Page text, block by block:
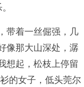
带着一丝倔强，几
像那大山深处，潺
想起，松枝上停留
的女子，低头莞尔